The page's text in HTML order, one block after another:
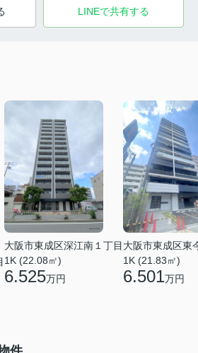
LINEで共有する
大阪市東成区深江南１丁目
1K (22.08㎡)
6.525万円
大阪市東成区東
1K (21.83㎡)
6.501万円